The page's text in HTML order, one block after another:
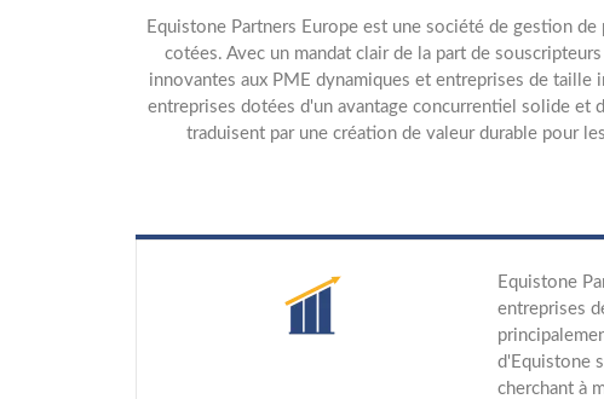
Equistone Partners Europe est une société de gestion
cotées. Avec un mandat clair de la part de
innovantes aux PME dynamiques et entreprises de
entreprises dotées d'un avantage concurrentiel solide et
traduisent par une création de valeur durable pour
Equistone
entreprises
d'Equistone
cherchant à